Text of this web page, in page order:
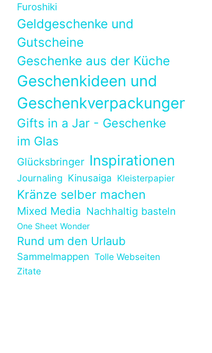
Furoshiki
Geldgeschenke und
Gutscheine
Geschenke aus der Küche
Geschenkideen und
Geschenkverpackungen
Gifts in a Jar - Geschenke
im Glas
Glücksbringer Inspirationen
Journaling Kinusaiga Kleisterpapier
Kränze selber machen
Mixed Media Nachhaltig basteln
One Sheet Wonder
Rund um den Urlaub
Sammelmappen Tolle Webseiten
Zitate